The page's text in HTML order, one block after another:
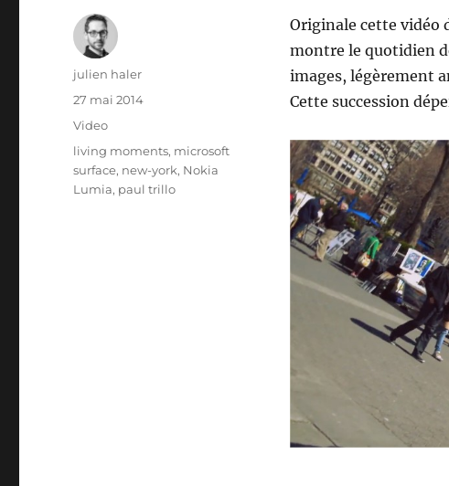
Originale cette vidéo
montre le quotidien
images, légèrement
Cette succession
Auteur
julien haler
Publié
le
27 mai 2014
Catégories
Video
Étiquettes
living moments, microsoft
surface, new-york, Nokia
Lumia, paul trillo